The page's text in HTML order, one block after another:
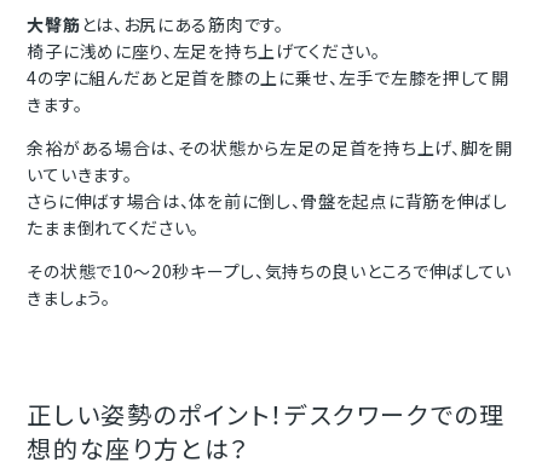
大臀筋とは、お尻にある筋肉です。
椅子に浅めに座り、左足を持ち上げてください。
4の字に組んだあと足首を膝の上に乗せ、左手で左膝を押して開
きます。
余裕がある場合は、その状態から左足の足首を持ち上げ、脚を開
いていきます。
さらに伸ばす場合は、体を前に倒し、骨盤を起点に背筋を伸ばし
たまま倒れてください。
その状態で10〜20秒キープし、気持ちの良いところで伸ばしてい
きましょう。
正しい姿勢のポイント！デスクワークでの理
想的な座り方とは？